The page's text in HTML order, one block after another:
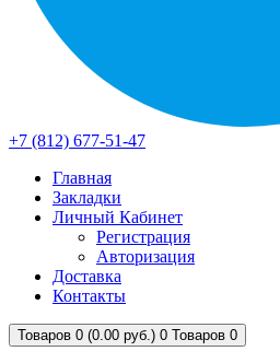
+7 (812) 677-51-47
Главная
Закладки
Личный Кабинет
Регистрация
Авторизация
Доставка
Контакты
Товаров 0 (0.00 руб.) 0 Товаров 0